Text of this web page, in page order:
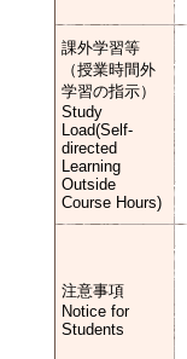
課外学習等
（授業時間外
学習の指示）
Study
Load(Self-
directed
Learning
Outside
Course Hours)
注意事項
Notice for
Students